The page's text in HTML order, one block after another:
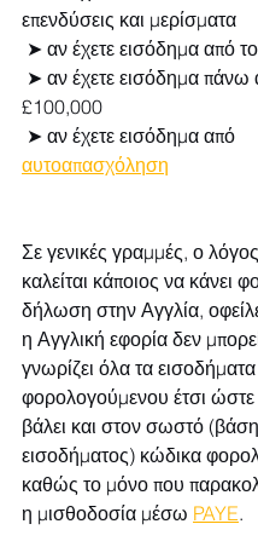
επενδύσεις και μερίσματα
➤ αν έχετε εισόδημα από
£100,000
➤ αν έχετε εισόδημα από
αυτοαπασχόληση
Σε γενικές γραμμές, ο
καλείται κάποιος να κάνει
δήλωση στην Αγγλία,
η Αγγλική εφορία δεν
γνωρίζει όλα τα
φορολογούμενου έτσι ώστε
βάλει και στον σωστό
εισοδήματος) κώδικα
καθώς το μόνο που
η μισθοδοσία μέσω PAYE.